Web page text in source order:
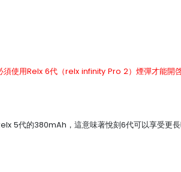
須使用Relx 6代（relx infinity Pro 2）煙彈才能開
代的380mAh，這意味著悅刻6代可以享受更長